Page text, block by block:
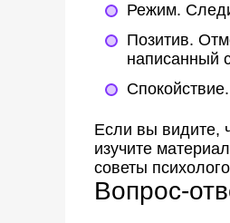
Режим.
Позитив.
написанный
Спокойствие.
Если вы видите,
изучите материал
советы
Вопрос-